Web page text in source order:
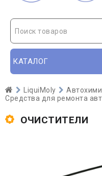
Поиск товаров
КАТАЛОГ
LiquiMoly
Средства для ремонта
ОЧИСТИТЕЛИ